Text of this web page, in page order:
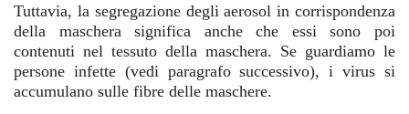
Tuttavia, la segregazione degli aerosol in corrispondenza
della maschera significa anche che essi sono poi
contenuti nel tessuto della maschera. Se guardiamo le
persone infette (vedi paragrafo successivo), i virus si
accumulano sulle fibre delle maschere.